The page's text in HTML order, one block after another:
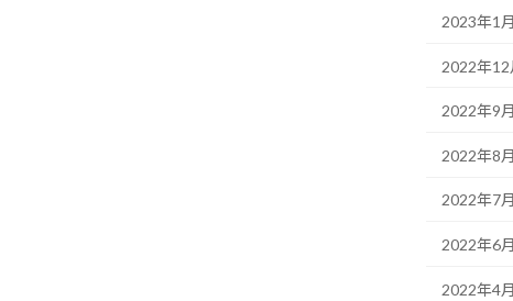
2023年1月
2022年12
2022年9月
2022年8月
2022年7月
2022年6月
2022年4月